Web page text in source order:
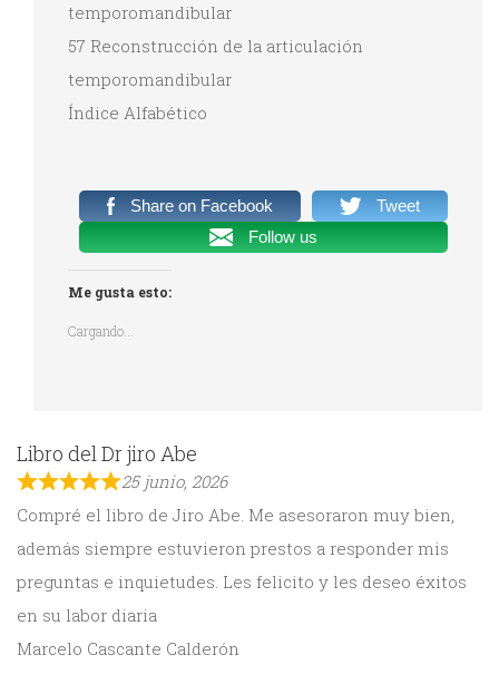
temporomandibular
57 Reconstrucción de la articulación
temporomandibular
Índice Alfabético
Share on Facebook
Tweet
Follow us
Me gusta esto:
Cargando...
Libro del Dr jiro Abe
25 junio, 2026
Compré el libro de Jiro Abe. Me asesoraron muy bien,
además siempre estuvieron prestos a responder mis
preguntas e inquietudes. Les felicito y les deseo éxitos
en su labor diaria
Marcelo Cascante Calderón